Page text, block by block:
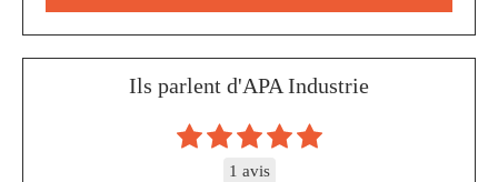
Ils parlent d'APA Industrie
1 avis